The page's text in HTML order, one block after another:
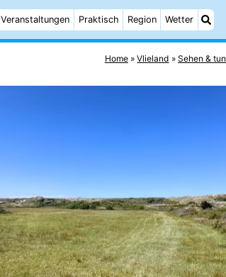
Veranstaltungen Praktisch Region Wetter
Home Vlieland Sehen & tun